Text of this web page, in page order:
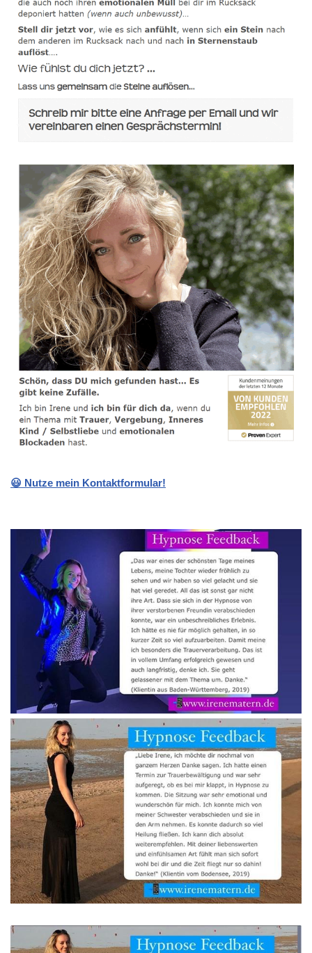
😃 Nutze mein Kontaktformular!